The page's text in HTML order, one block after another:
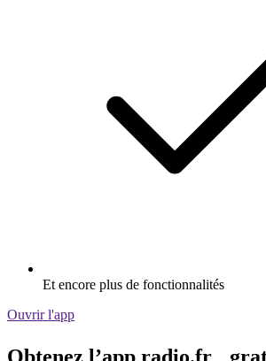
Et encore plus de fonctionnalités
Ouvrir l'app